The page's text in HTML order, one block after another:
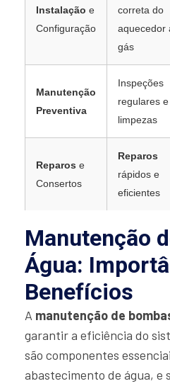
Instalação e
Configuração
correta do
aquecedor
gás
Manutenção
Preventiva
Inspeções
regulares e
limpezas
Reparos e
Consertos
Reparos
rápidos e
eficientes
Manutenção
Água:
Benefícios
A manutenção de
garantir a eficiência do
são componentes
abastecimento de água, e